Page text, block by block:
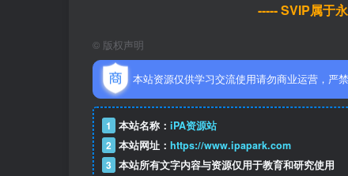
----- SVIP属于
© 版权声明
本站资源仅供学习交流使用请勿商业运营，严
1 本站名称： iPA资源站
2 本站网址： https://www.ipapark.com
3 本站所有文字内容与资源仅用于教育和研究使用